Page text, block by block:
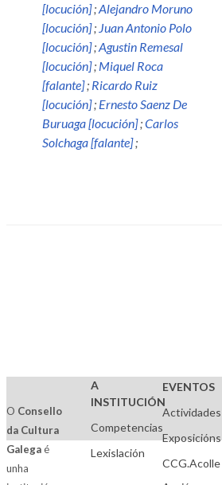
[locución];Alejandro Moruno
[locución]; Juan Antonio Polo
[locución];Agustin Remesal
[locución]; Miquel Roca
[falante]; Ricardo Ruiz
[locución]; Ernesto Saenz De
Buruaga [locución];Carlos
Solchaga [falante];
O Consello
da Cultura
Galegaé
unha
A
INSTITUCIÓN
Competencias
Lexislación
EVENTOS
Actividades
Exposicións
CCG.Acolle